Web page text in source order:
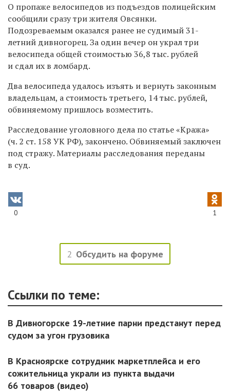
О пропаже велосипедов из подъездов полицейским
сообщили сразу три жителя Овсянки.
Подозреваемым оказался ранее не судимый 31-
летний дивногорец. За один вечер он украл три
велосипеда общей стоимостью 36,8 тыс. рублей
и сдал их в ломбард.
Два велосипеда удалось изъять и вернуть законным
владельцам, а стоимость третьего, 14 тыс. рублей,
обвиняемому пришлось возместить.
Расследование уголовного дела по статье «Кража»
(ч. 2 ст. 158 УК РФ), закончено. Обвиняемый заключен
под стражу. Материалы расследования переданы
в суд.
0 1
2 Обсудить на форуме
Ссылки по теме:
В Дивногорске 19-летние парни предстанут перед
судом за угон грузовика
В Красноярске сотрудник маркетплейса и его
сожительница украли из пункта выдачи
66 товаров (видео)